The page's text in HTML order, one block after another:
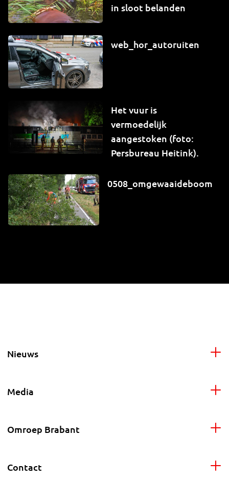
in sloot belanden
web_hor_autoruiten
Het vuur is
vermoedelijk
aangestoken (foto:
Persbureau Heitink).
0508_omgewaaideboom
Nieuws
Media
Omroep Brabant
Contact